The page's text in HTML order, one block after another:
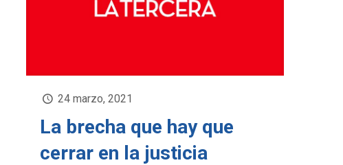
24 marzo, 2021
La brecha que hay que
cerrar en la justicia